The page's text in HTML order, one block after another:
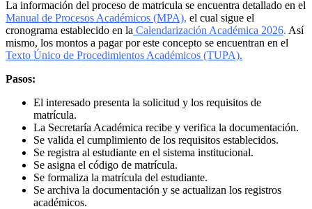
La información del proceso de matricula se encuentra detallado en el
Manual de Procesos Académicos (MPA), el cual sigue el
cronograma establecido en la Calendarización Académica 2026. Así
mismo, los montos a pagar por este concepto se encuentran en el
Texto Único de Procedimientos Académicos (TUPA).
Pasos:
El interesado presenta la solicitud y los requisitos de
matrícula.
La Secretaría Académica recibe y verifica la documentación.
Se valida el cumplimiento de los requisitos establecidos.
Se registra al estudiante en el sistema institucional.
Se asigna el código de matrícula.
Se formaliza la matrícula del estudiante.
Se archiva la documentación y se actualizan los registros
académicos.